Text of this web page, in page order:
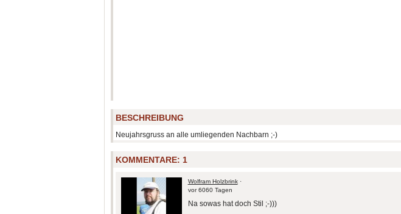
BESCHREIBUNG
Neujahrsgruss an alle umliegenden Nachbarn ;-)
KOMMENTARE: 1
Wolfram Holzbrink·
vor 6060 Tagen
Na sowas hat doch Stil ;-)))